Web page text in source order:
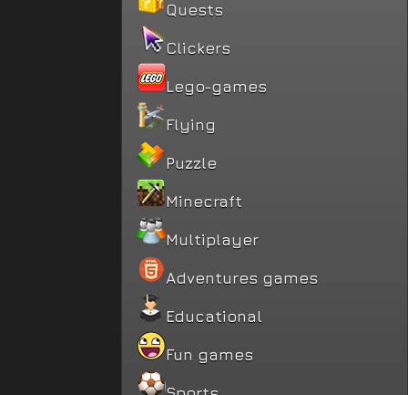
Quests
Clickers
Lego-games
Flying
Puzzle
Minecraft
Multiplayer
Adventures games
Educational
Fun games